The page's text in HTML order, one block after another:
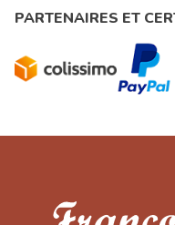
PARTENAIRES ET